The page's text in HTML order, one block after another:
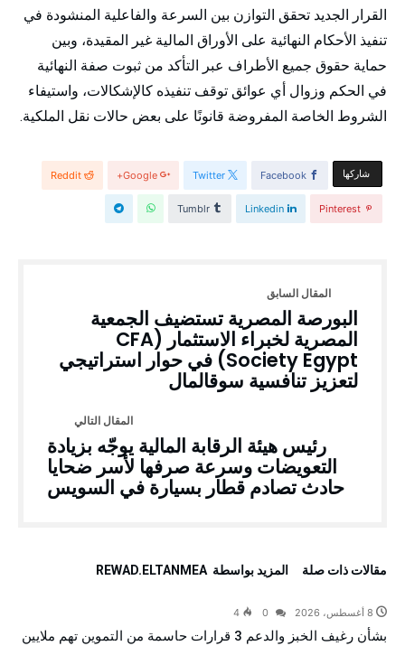
القرار الجديد تحقق التوازن بين السرعة والفاعلية المنشودة في
تنفيذ الأحكام النهائية على الأوراق المالية غير المقيدة، وبين
حماية حقوق جميع الأطراف عبر التأكد من ثبوت صفة النهائية
في الحكم وزوال أي عوائق توقف تنفيذه كالإشكالات، واستيفاء
الشروط الخاصة المفروضة قانونًا على بعض حالات نقل الملكية.
‫‫ شاركها‬ Facebook
Twitter
Google+
Reddit
Pinterest
Linkedin
Tumblr
البورصة المصرية تستضيف الجمعية
المصرية لخبراء الاستثمار (CFA
Society Egypt) في حوار استراتيجي
لتعزيز تنافسية سوقالمال
رئيس هيئة الرقابة المالية يوجّه بزيادة
التعويضات وسرعة صرفها لأسر ضحايا
حادث تصادم قطار بسيارة في السويس
‫مقالات ذات صلة‬ ‫‫المزيد بواسطة‬ ‬ REWAD.ELTANMEA
8 أغسطس، 2026 4
بشأن رغيف الخبز والدعم 3 قرارات حاسمة من التموين تهم ملايين